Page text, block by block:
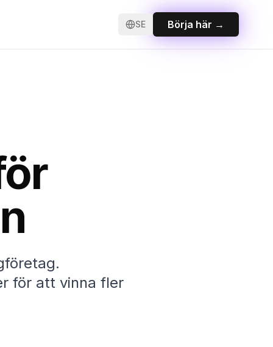
SE Börja här →
för att vinna fler